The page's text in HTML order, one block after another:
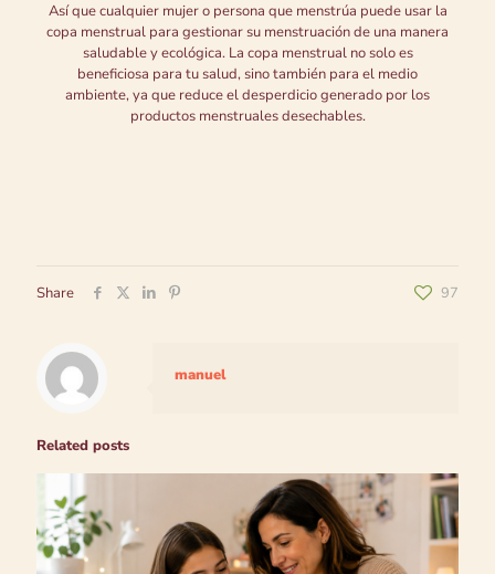
Así que cualquier mujer o persona que menstrúa puede usar la
copa menstrual para gestionar su menstruación de una manera
saludable y ecológica. La copa menstrual no solo es
beneficiosa para tu salud, sino también para el medio
ambiente, ya que reduce el desperdicio generado por los
productos menstruales desechables.
Share 97
manuel
Related posts